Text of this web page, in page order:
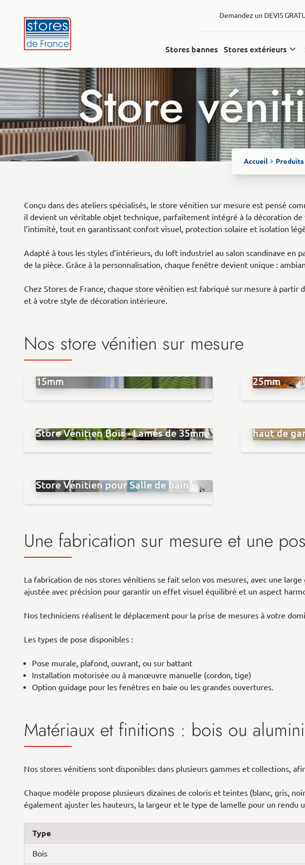
Demandez un DEVIS
Stores bannes Stores extérieurs
Store
Accueil
Conçu dans des ateliers spécialisés, le store vénitien sur mesure est pensé
il devient un véritable objet technique, parfaitement intégré à la décoration
l’intimité, tout en garantissant confort visuel, protection solaire et isolation
Adapté à tous les styles d’intérieurs, du loft industriel au salon scandinave en
de la pièce. Grâce à la personnalisation, chaque fenêtre devient unique :
Chez Stores de France, chaque store vénitien est fabriqué sur mesure à
et à votre style de décoration intérieure.
Nos store vénitien sur mesure
15mm
25mm
Store Vénitien Bois - Lames de 35mm
haut de
Store Vénitien pour Salle de bain
Une fabrication sur mesure et une
La fabrication de nos stores vénitiens se fait selon vos mesures, avec une
ajustée avec précision pour garantir un effet visuel équilibré et un aspect
Nos techniciens réalisent le déplacement pour la prise de mesures à votre
Les types de pose disponibles :
Pose murale, plafond, ouvrant, ou sur battant
Installation motorisée ou à manœuvre manuelle (cordon, tige)
Option guidage pour les fenêtres en baie ou les grandes ouvertures.
Matériaux et finitions : bois ou
Nos stores vénitiens sont disponibles dans plusieurs gammes et collections,
Chaque modèle propose plusieurs dizaines de coloris et teintes (blanc, gris,
également ajuster les hauteurs, la largeur et le type de lamelle pour un rendu
Type
Bois